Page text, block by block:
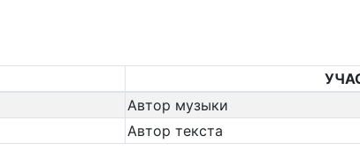
Автор музыки
Автор текста